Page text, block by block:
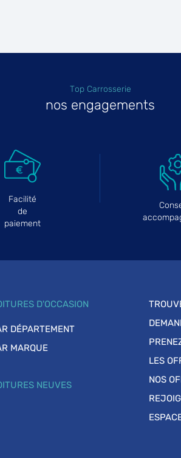
Top Carrosserie
nos engagements
Facilité
de
paiement
D'OCCASION
DÉPARTEMENT
MARQUE
NEUVES
LES
NOS